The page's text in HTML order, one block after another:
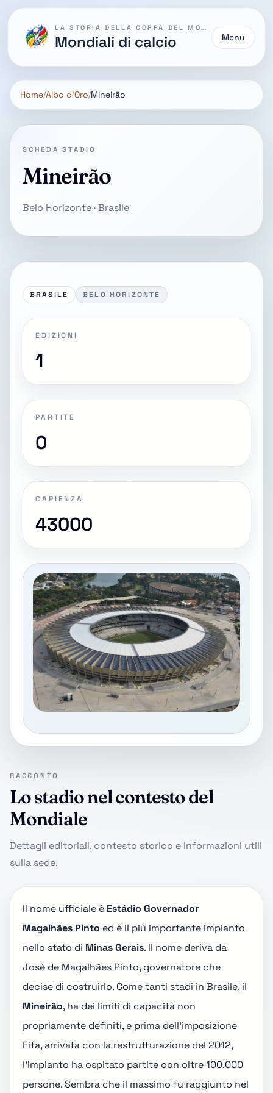
LA STORIA DELLA COPPA DEL MONDO
Mondiali di calcio Menu
Home Albo d'Oro Mineirão
SCHEDA STADIO
Mineirão
Belo Horizonte · Brasile
BRASILE BELO HORIZONTE
EDIZIONI
1
PARTITE
0
CAPIENZA
43000
RACCONTO
Lo stadio nel contesto del
Mondiale
Dettagli editoriali, contesto storico e informazioni utili
sulla sede.
Il nome ufficiale è Estádio Governador
Magalhães Pinto ed è il più importante impianto
nello stato di Minas Gerais. Il nome deriva da
José de Magalhães Pinto, governatore che
decise di costruirlo. Come tanti stadi in Brasile, il
Mineirão, ha dei limiti di capacità non
propriamente definiti, e prima dell'imposizione
Fifa, arrivata con la restrutturazione del 2012,
l'impianto ha ospitato partite con oltre 100.000
persone. Sembra che il massimo fu raggiunto nel